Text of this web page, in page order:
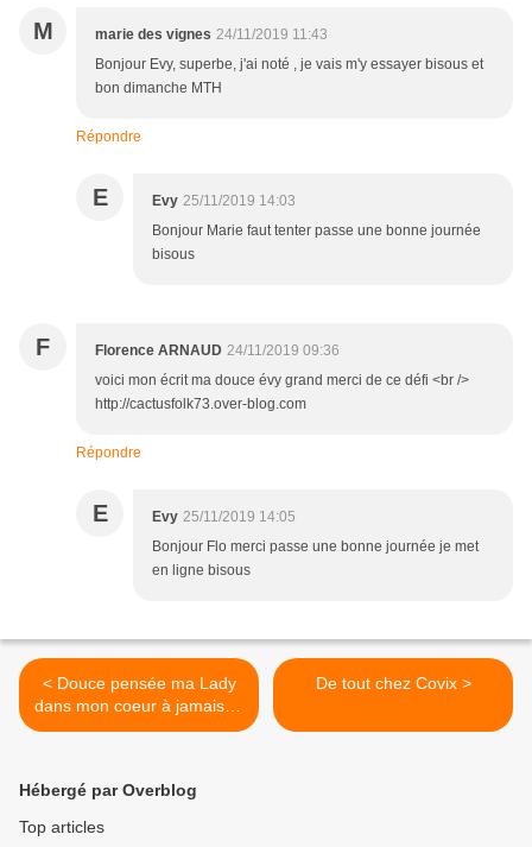
M marie des vignes 24/11/2019 11:43
Bonjour Evy, superbe, j'ai noté , je vais m'y essayer bisous et
bon dimanche MTH
Répondre
E Evy 25/11/2019 14:03
Bonjour Marie faut tenter passe une bonne journée
bisous
F Florence ARNAUD 24/11/2019 09:36
voici mon écrit ma douce évy grand merci de ce défi <br />
http://cactusfolk73.over-blog.com
Répondre
E Evy 25/11/2019 14:05
Bonjour Flo merci passe une bonne journée je met
en ligne bisous
< Douce pensée ma Lady
dans mon coeur à jamais tu
restera ...
De tout chez Covix >
Hébergé par Overblog
Top articles